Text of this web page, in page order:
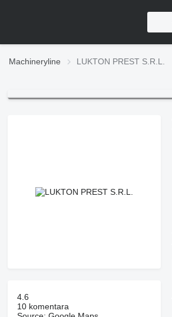
Machineryline LUKTON PREST S.R.L.
4.6
10 komentara